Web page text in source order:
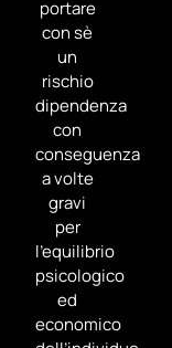
portare
con sè
un
rischio
dipendenza
con
conseguenza
a volte
gravi
per
l’equilibrio
psicologico
ed
economico